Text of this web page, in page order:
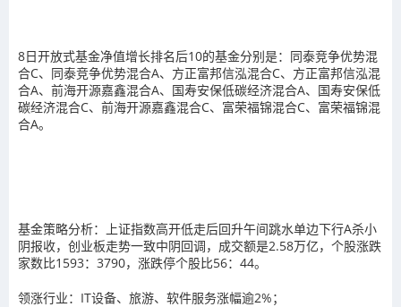
8日开放式基金净值增长排名后10的基金分别是：同泰竞争优势混
合C、同泰竞争优势混合A、方正富邦信泓混合C、方正富邦信泓混
合A、前海开源嘉鑫混合A、国寿安保低碳经济混合A、国寿安保低
碳经济混合C、前海开源嘉鑫混合C、富荣福锦混合C、富荣福锦混
合A。
基金策略分析：上证指数高开低走后回升午间跳水单边下行A杀小
阴报收，创业板走势一致中阴回调，成交额是2.58万亿，个股涨跌
家数比1593：3790，涨跌停个股比56：44。
领涨行业：IT设备、旅游、软件服务涨幅逾2%；